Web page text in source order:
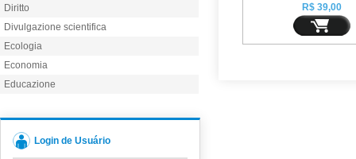
Diritto
Divulgazione scientifica
Ecologia
Economia
Educazione
Login de Usuário
R$ 39,00